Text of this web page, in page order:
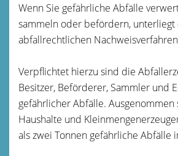
Wenn Sie gefährliche Abfälle
sammeln oder befördern, unterliegt
abfallrechtlichen
Verpflichtet hierzu sind die
Besitzer, Beförderer, Sammler und
gefährlicher Abfälle. Ausgenommen
Haushalte und
als zwei Tonnen gefährliche Abfälle